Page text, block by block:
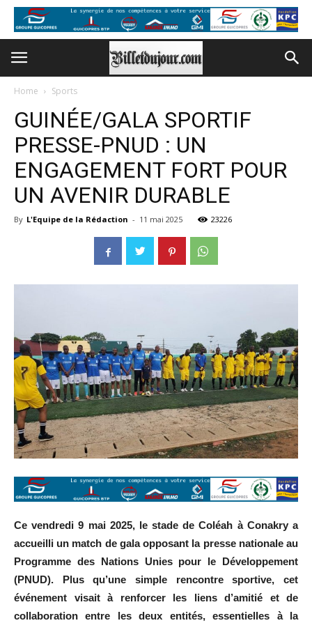
Home Sports
GUINÉE/GALA SPORTIF
PRESSE-PNUD : UN
ENGAGEMENT FORT POUR
UN AVENIR DURABLE
By L'Equipe de la Rédaction - 11 mai 2025 23226
Ce vendredi 9 mai 2025, le stade de Coléah à Conakry a
accueilli un match de gala opposant la presse nationale au
Programme des Nations Unies pour le Développement
(PNUD). Plus qu’une simple rencontre sportive, cet
événement visait à renforcer les liens d’amitié et de
collaboration entre les deux entités, essentielles à la